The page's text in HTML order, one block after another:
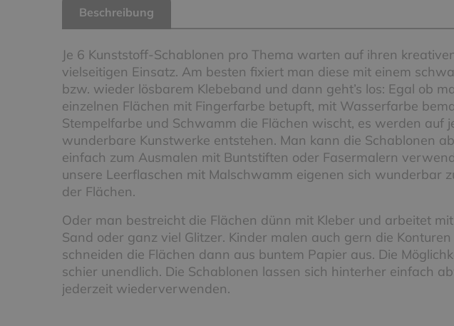
Beschreibung
Je 6 Kunststoff-Schablonen pro Thema warten auf ihren
vielseitigen Einsatz. Am besten fixiert man diese mit einem
bzw. wieder lösbarem Klebeband und dann geht’s los: Egal ob
einzelnen Flächen mit Fingerfarbe betupft, mit Wasserfarbe
Stempelfarbe und Schwamm die Flächen wischt, es werden auf
wunderbare Kunstwerke entstehen. Man kann die Schablonen
einfach zum Ausmalen mit Buntstiften oder Fasermalern
unsere Leerflaschen mit Malschwamm eigenen sich wunderbar
der Flächen.
Oder man bestreicht die Flächen dünn mit Kleber und arbeitet
Sand oder ganz viel Glitzer. Kinder malen auch gern die
schneiden die Flächen dann aus buntem Papier aus. Die
schier unendlich. Die Schablonen lassen sich hinterher einfach
jederzeit wiederverwenden.